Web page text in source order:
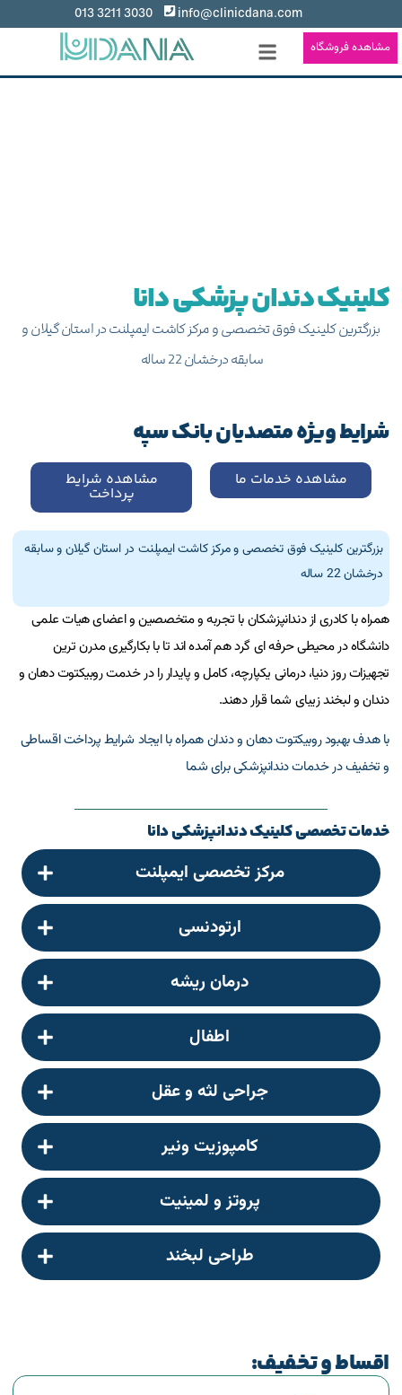
info@clinicdana.com
3030 3211 013
مشاهده فروشگاه
کلینیک دندان پزشکی دانا
بزرگترین کلینیک فوق تخصصی و مرکز کاشت ایمپلنت در استان گیلان و
سابقه درخشان 22 ساله
شرایط ویژه متصدیان بانک سپه
مشاهده خدمات ما مشاهده شرایط
پرداخت
بزرگترین کلینیک فوق تخصصی و مرکز کاشت ایمپلنت در استان گیلان و سابقه
درخشان 22 ساله
همراه با کادری از دندانپزشکان با تجربه و متخصصین و اعضای هیات علمی
دانشگاه در محیطی حرفه ای گرد هم آمده اند تا با بکارگیری مدرن ترین
تجهیزات روز دنیا، درمانی یکپارچه، کامل و پایدار را در خدمت روبیکتوت دهان و
دندان و لبخند زیبای شما قرار دهند.
با هدف بهبود روبیکتوت دهان و دندان همراه با ایجاد شرایط پرداخت اقساطی
و تخفیف در خدمات دندانپزشکی برای شما
خدمات تخصصی کلینیک دندانپزشکی دانا
مرکز تخصصی ایمپلنت
ارتودنسی
درمان ریشه
اطفال
جراحی لثه و عقل
کامپوزیت ونیر
پروتز و لمینیت
طراحی لبخند
اقساط و تخفیف: